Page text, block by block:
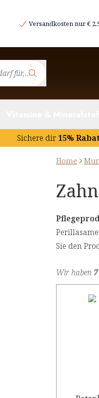
Versandkosten nur €
Sichere dir 15%
Home
Sie den
Wir haben